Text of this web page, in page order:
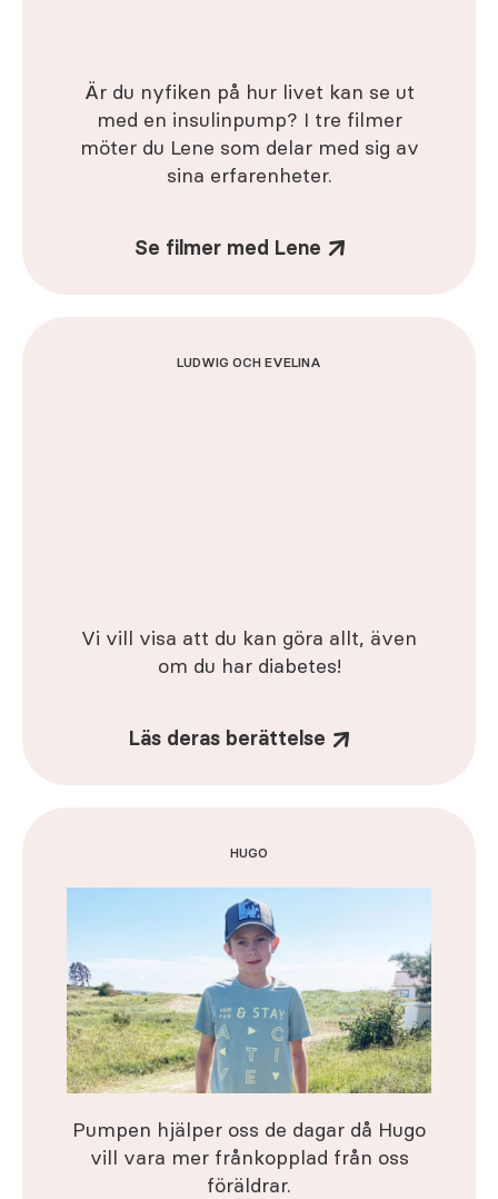
Är du nyfiken på hur livet kan se ut
med en insulinpump? I tre filmer
möter du Lene som delar med sig av
sina erfarenheter.
Se filmer med Lene
LUDWIG OCH EVELINA
Vi vill visa att du kan göra allt, även
om du har diabetes!
Läs deras berättelse
HUGO
Pumpen hjälper oss de dagar då Hugo
vill vara mer frånkopplad från oss
föräldrar.